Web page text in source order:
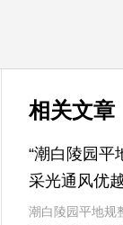
相关文章
“潮白陵园平
采光通风优
潮白陵园平地规